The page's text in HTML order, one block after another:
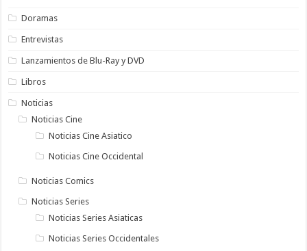
Doramas
Entrevistas
Lanzamientos de Blu-Ray y DVD
Libros
Noticias
Noticias Cine
Noticias Cine Asiatico
Noticias Cine Occidental
Noticias Comics
Noticias Series
Noticias Series Asiaticas
Noticias Series Occidentales